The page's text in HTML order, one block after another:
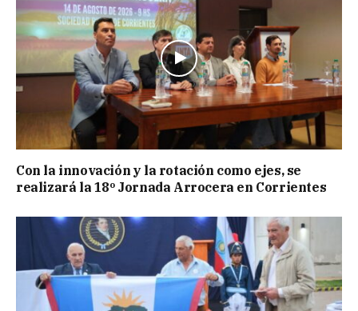
Con la innovación y la rotación como ejes, se
realizará la 18º Jornada Arrocera en Corrientes